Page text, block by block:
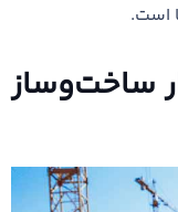
است.
ساخت‌وساز